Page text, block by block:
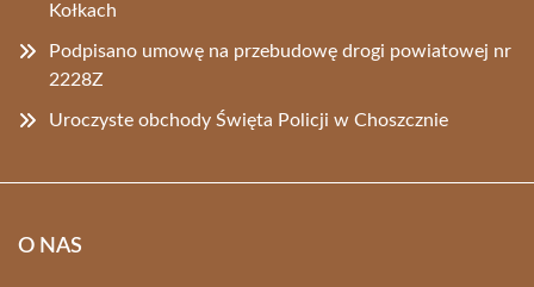
Kołkach
Podpisano umowę na przebudowę drogi powiatowej nr
2228Z
Uroczyste obchody Święta Policji w Choszcznie
O NAS